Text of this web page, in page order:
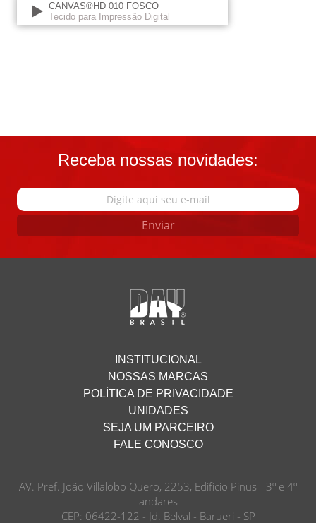
CANVAS®HD 010 FOSCO
Tecido para Impressão Digital
Receba nossas novidades:
Enviar
INSTITUCIONAL
NOSSAS MARCAS
POLÍTICA DE PRIVACIDADE
UNIDADES
SEJA UM PARCEIRO
FALE CONOSCO
AV. Pref. João Villalobo Quero, 2253, Edifício Pinus - 3º e 4º
andares
CEP: 06422-122 - Jd. Belval - Barueri - SP